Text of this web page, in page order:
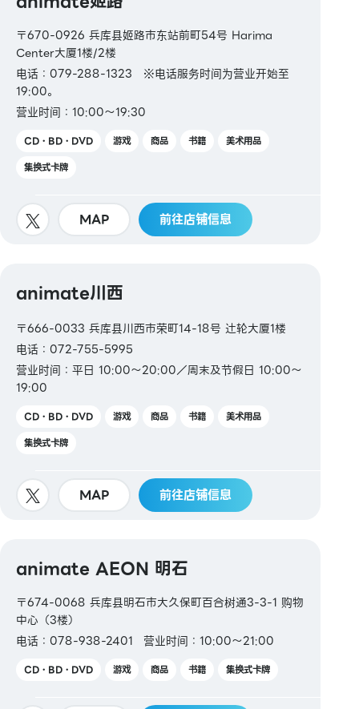
〒670-0926 兵库县姬路市东站前町54号 Harima
Center大厦1楼/2楼
电话：079-288-1323 ※电话服务时间为营业开始至
19:00。
营业时间：10:00～19:30
CD・BD・DVD 游戏 商品 书籍
美术用品
集换式卡牌
MAP 前往店铺信息
animate川西
〒666-0033 兵库县川西市荣町14-18号 辻轮大厦1楼
电话：072-755-5995
营业时间：平日 10:00〜20:00／周末及节假日 10:00〜
19:00
CD・BD・DVD 游戏 商品 书籍
美术用品
集换式卡牌
MAP 前往店铺信息
animate AEON 明石
〒674-0068 兵库县明石市大久保町百合树通3-3-1 购物
中心（3楼）
电话：078-938-2401
营业时间：10:00～21:00
CD・BD・DVD 游戏 商品 书籍 集换式卡牌